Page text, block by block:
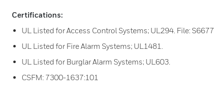
Certifications:
UL Listed for Access Control Systems; UL294. File: S6677
UL Listed for Fire Alarm Systems; UL1481.
UL Listed for Burglar Alarm Systems; UL603.
CSFM: 7300-1637:101